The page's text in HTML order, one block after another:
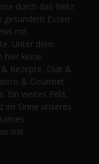
durch das Netz
Essen
mit
Unter dem
hier keine
Rezepte, Diät &
& Gourmet
Ein weites Feld,
im Sinne unseres
isst